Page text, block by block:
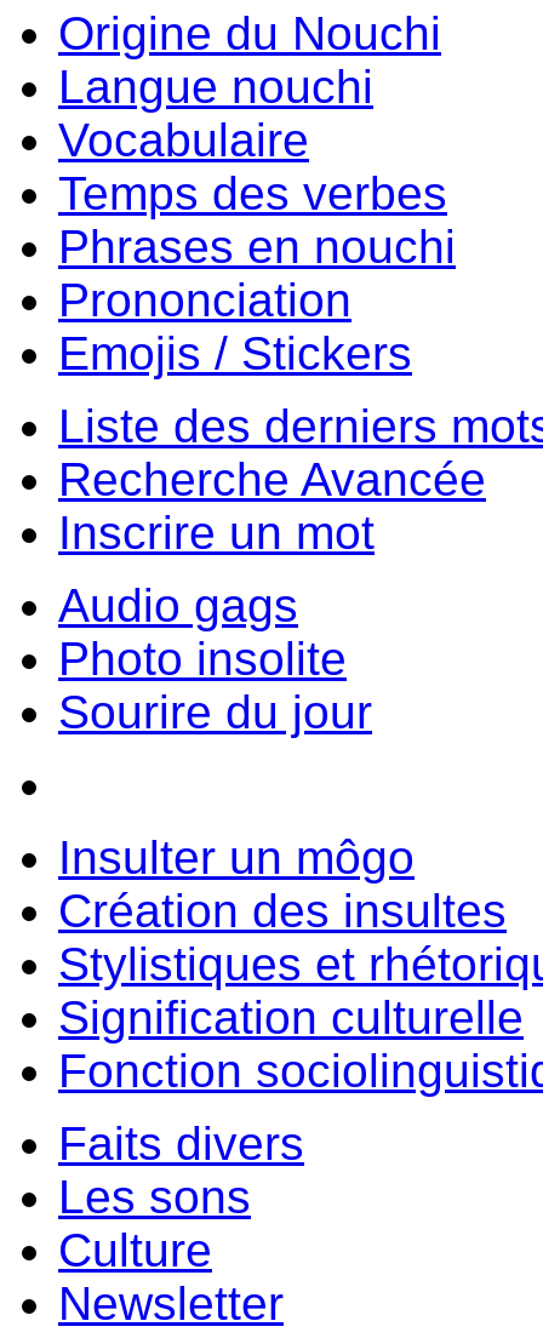
Origine du Nouchi
Langue nouchi
Vocabulaire
Temps des verbes
Phrases en nouchi
Prononciation
Emojis / Stickers
Liste des derniers
Recherche Avancée
Inscrire un mot
Audio gags
Photo insolite
Sourire du jour
Insulter un môgo
Création des insultes
Stylistiques et
Signification culturelle
Fonction
Faits divers
Les sons
Culture
Newsletter